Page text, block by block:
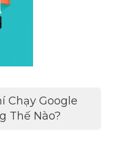
Chạy Google
Thế Nào?